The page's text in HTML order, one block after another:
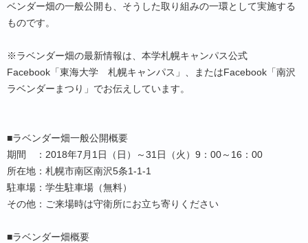
ベンダー畑の一般公開も、そうした取り組みの一環として実施する
ものです。
※ラベンダー畑の最新情報は、本学札幌キャンパス公式
Facebook「東海大学 札幌キャンパス」、またはFacebook「南沢
ラベンダーまつり」でお伝えしています。
■ラベンダー畑一般公開概要
期間 ：2018年7月1日（日）～31日（火）9：00～16：00
所在地：札幌市南区南沢5条1-1-1
駐車場：学生駐車場（無料）
その他：ご来場時は守衛所にお立ち寄りください
■ラベンダー畑概要